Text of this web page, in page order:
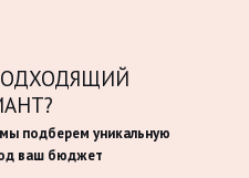
подберем уникальную
ваш бюджет